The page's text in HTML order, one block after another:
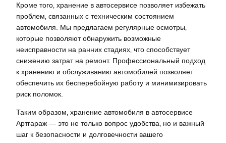
Кроме того‚ хранение в автосервисе позволяет избежать
проблем‚ связанных с техническим состоянием
автомобиля. Мы предлагаем регулярные осмотры‚
которые позволяют обнаружить возможные
неисправности на ранних стадиях‚ что способствует
снижению затрат на ремонт. Профессиональный подход
к хранению и обслуживанию автомобилей позволяет
обеспечить их бесперебойную работу и минимизировать
риск поломок.
Таким образом‚ хранение автомобиля в автосервисе
Артгараж — это не только вопрос удобства‚ но и важный
шаг к безопасности и долговечности вашего